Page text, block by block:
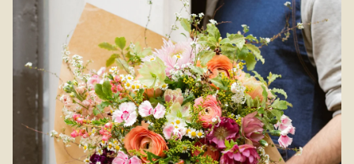
budget. Ce bouquet est disponible à la livraison à Port-Brillet
et à proximité.